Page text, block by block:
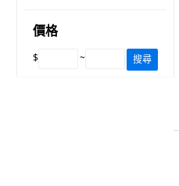
價格
$ ~ 搜尋